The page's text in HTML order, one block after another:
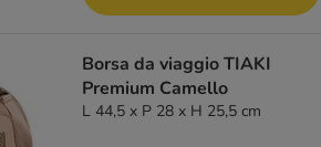
Borsa da viaggio TIAKI
Premium Camello
L 44,5 x P 28 x H 25,5 cm